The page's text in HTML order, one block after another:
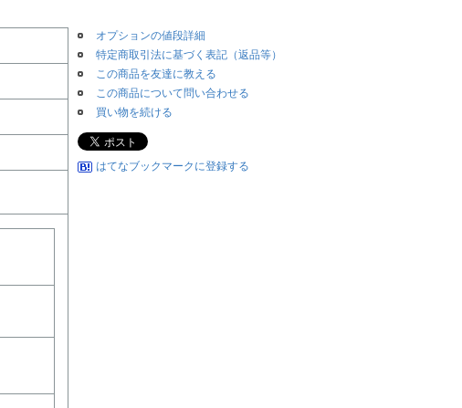
オプションの値段詳細
特定商取引法に基づく表記（返品等）
この商品を友達に教える
この商品について問い合わせる
買い物を続ける
はてなブックマークに登録する